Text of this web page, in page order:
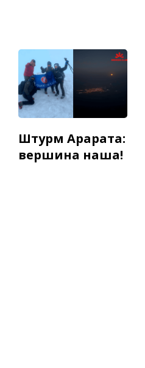
Штурм Арарата:
вершина наша!